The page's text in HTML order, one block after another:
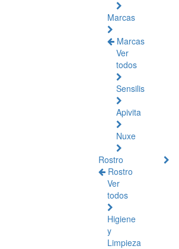
Marcas
Marcas
Ver
todos
Sensilis
Apivita
Nuxe
Rostro
Rostro
Ver
todos
Higiene
y
Limpieza